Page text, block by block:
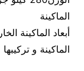
الماكينة
الماكينة و